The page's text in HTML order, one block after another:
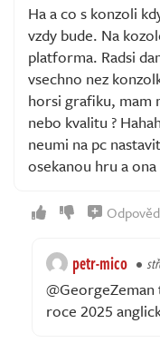
Ha a co s konzoli
vzdy bude. Na
platforma. Radsi
vsechno nez
horsi grafiku, mam
nebo kvalitu ?
neumi na pc
osekanou hru a
petr-mico
roce 2025